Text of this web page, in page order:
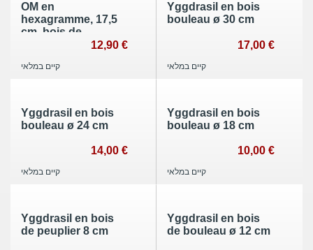
OM en
hexagramme, 17,5
cm, bois de
12,90 €
קיים במלאי
Yggdrasil en bois
bouleau ø 30 cm
17,00 €
קיים במלאי
Yggdrasil en bois
bouleau ø 24 cm
14,00 €
קיים במלאי
Yggdrasil en bois
bouleau ø 18 cm
10,00 €
קיים במלאי
Yggdrasil en bois
de peuplier 8 cm
Yggdrasil en bois
de bouleau ø 12 cm